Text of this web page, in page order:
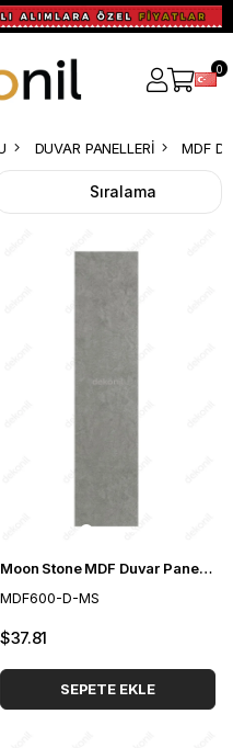
0
DUVAR PANELLERİ MDF
Sıralama
Moon Stone MDF Duvar Paneli 60*275 cm
MDF600-D-MS
$37.81
SEPETE EKLE